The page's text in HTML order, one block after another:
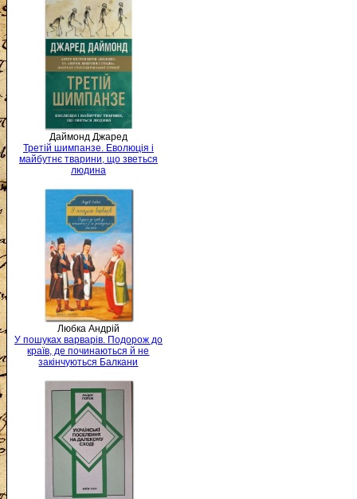
Даймонд Джаред
Третій шимпанзе. Еволюція і
майбутнє тварини, що зветься
людина
Любка Андрій
У пошуках варварів. Подорож до
країв, де починаються й не
закінчуються Балкани